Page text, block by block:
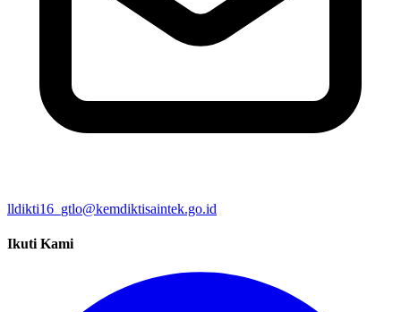
lldikti16_gtlo@kemdiktisaintek.go.id
Ikuti Kami